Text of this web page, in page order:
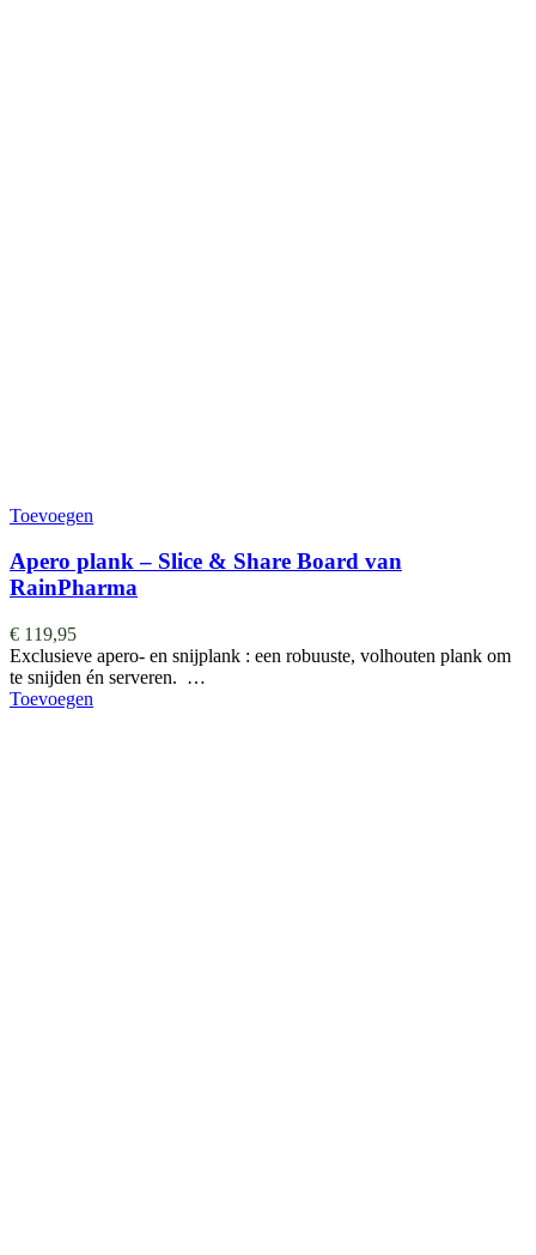
Toevoegen
Apero plank – Slice & Share Board van
RainPharma
€ 119,95
Exclusieve apero- en snijplank : een robuuste, volhouten plank om
te snijden én serveren. …
Toevoegen